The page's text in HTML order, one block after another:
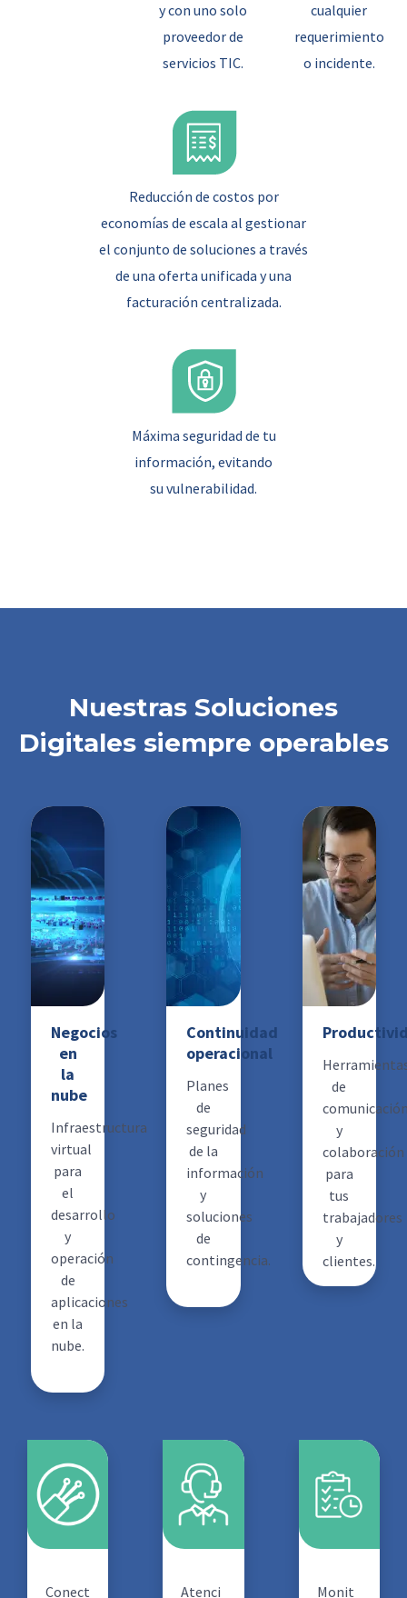
y con uno solo
proveedor de
servicios TIC.
cualquier
requerimiento
o incidente.
Reducción de costos por
economías de escala al gestionar
el conjunto de soluciones a través
de una oferta unificada y una
facturación centralizada.
Máxima seguridad de tu
información, evitando
su vulnerabilidad.
Nuestras Soluciones
Digitales siempre operables
Negocios
en
la
nube
Infraestructura
virtual
para
el
desarrollo
y
operación
de
aplicaciones
en la
nube.
Continuidad
operacional
Planes
de
seguridad
de la
información
y
soluciones
de
contingencia.
de
y
colaboración
para
tus
trabajadores
y
clientes.
Conect Atenci Monit